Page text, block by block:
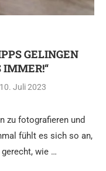
GELINGEN
IMMER!“
10. Juli 2023
zu fotografieren und
fühlt es sich so an,
wie …